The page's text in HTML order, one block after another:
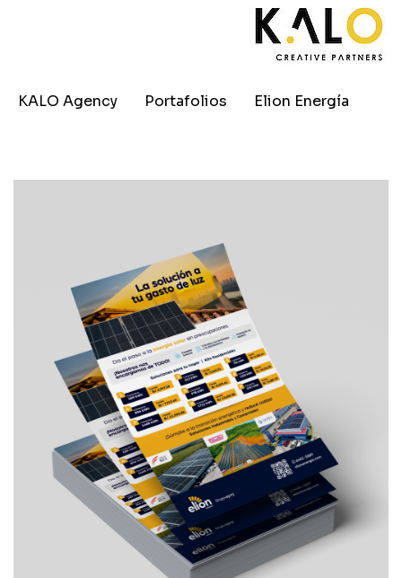
KALO Agency Portafolios Elion Energía